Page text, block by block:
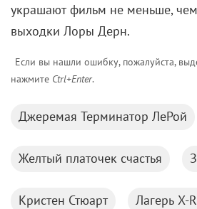
украшают фильм не меньше,
выходки Лоры Дерн.
Если вы нашли ошибку, пожалуйста,
нажмите Ctrl+Enter.
Джеремая Терминатор ЛеРой
Желтый платочек счастья
Кристен Стюарт Лагерь X-